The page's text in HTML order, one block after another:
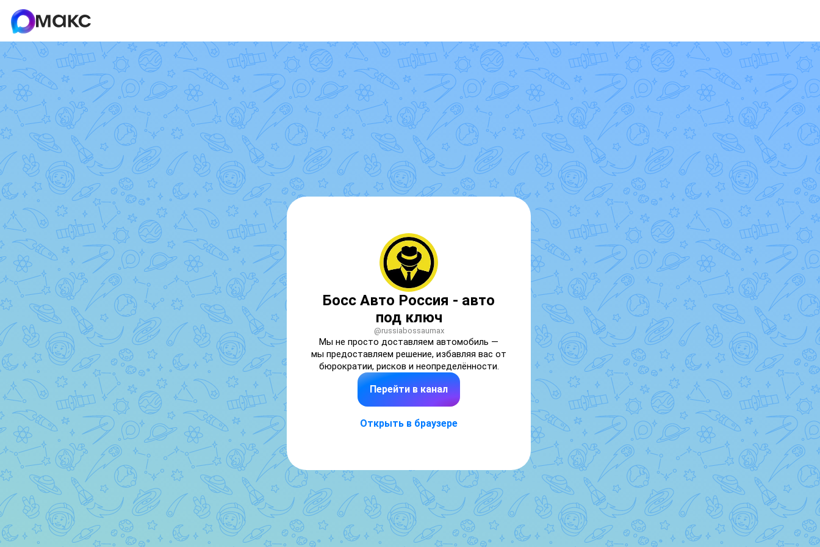
Босс Авто Россия - авто
под ключ
@russiabossaumax
Мы не просто доставляем автомобиль —
мы предоставляем решение, избавляя вас от
бюрократии, рисков и неопределённости.
Перейти в канал
Открыть в браузере